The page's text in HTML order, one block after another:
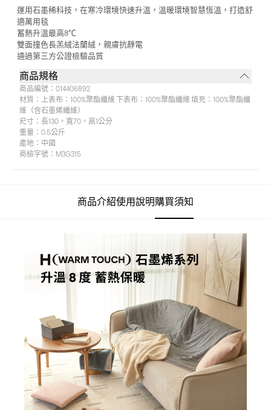
運用石墨稀科技，在寒冷環境快速升溫，溫暖環境智慧恆溫，打造舒
適萬用毯
蓄熱升溫最高8℃
雙面撞色長羔絨法蘭絨，親膚抗靜電
通過第三方公證檢驗品質
商品規格
商品編號： 014406892
材質： 上表布：100%聚酯纖維 下表布：100%聚酯纖維 填充：100%聚酯纖
維（含石墨烯纖維）
尺寸： 長130，寬70，高1公分
重量： 0.5公斤
產地： 中國
商檢字號： M3G315
商品介紹使用說明購買須知